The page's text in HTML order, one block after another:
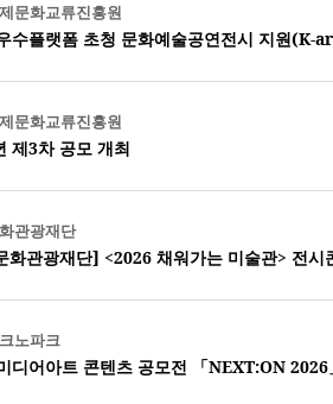
문화교류진흥원
수플랫폼 초청 문화예술공연전시 지원
문화교류진흥원
제3차 공모 개최
관광재단
화관광재단] <2026 채워가는 미술관> 전시
노파크
디어아트 콘텐츠 공모전 「NEXT:ON 2026